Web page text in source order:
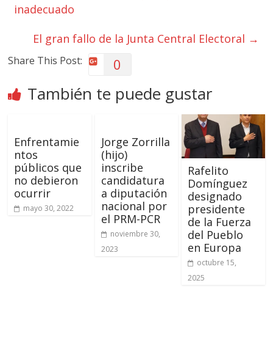
inadecuado
El gran fallo de la Junta Central Electoral →
Share This Post: 0
También te puede gustar
Enfrentamie
ntos
públicos que
no debieron
ocurrir
mayo 30, 2022
Jorge Zorrilla
(hijo)
inscribe
candidatura
a diputación
nacional por
el PRM-PCR
noviembre 30,
2023
Rafelito
Domínguez
designado
presidente
de la Fuerza
del Pueblo
en Europa
octubre 15,
2025